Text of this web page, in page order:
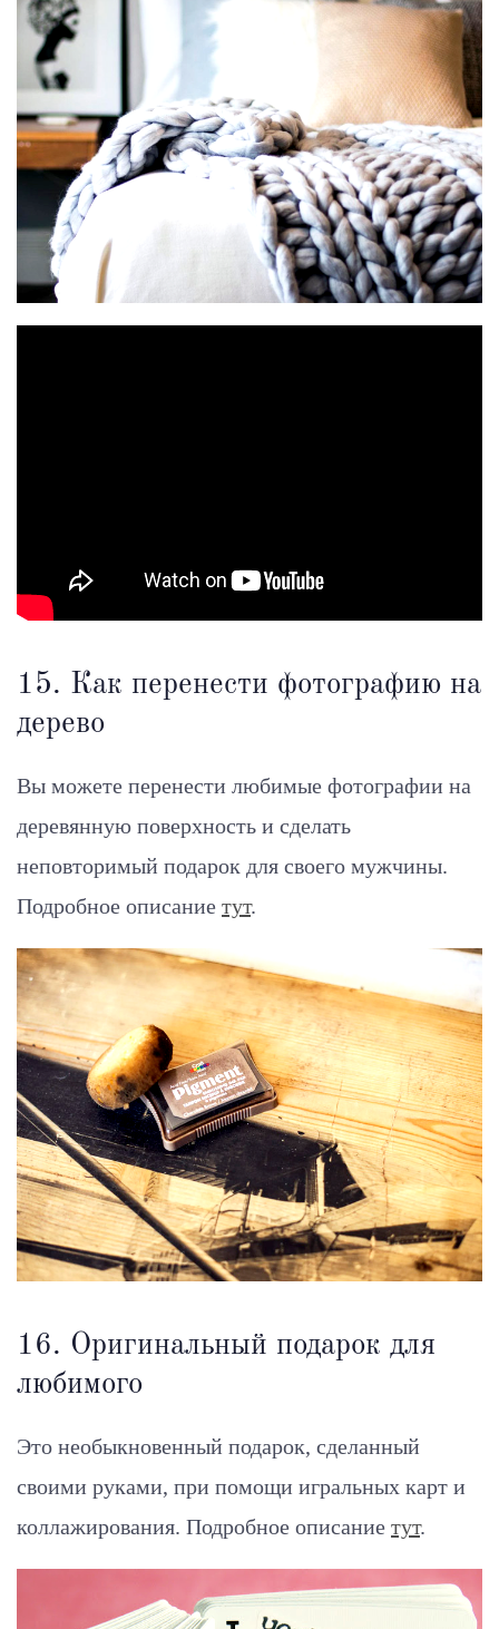
15. Как перенести фотографию на
дерево
Вы можете перенести любимые фотографии на
деревянную поверхность и сделать
неповторимый подарок для своего мужчины.
Подробное описание тут.
16. Оригинальный подарок для
любимого
Это необыкновенный подарок, сделанный
своими руками, при помощи игральных карт и
коллажирования. Подробное описание тут.